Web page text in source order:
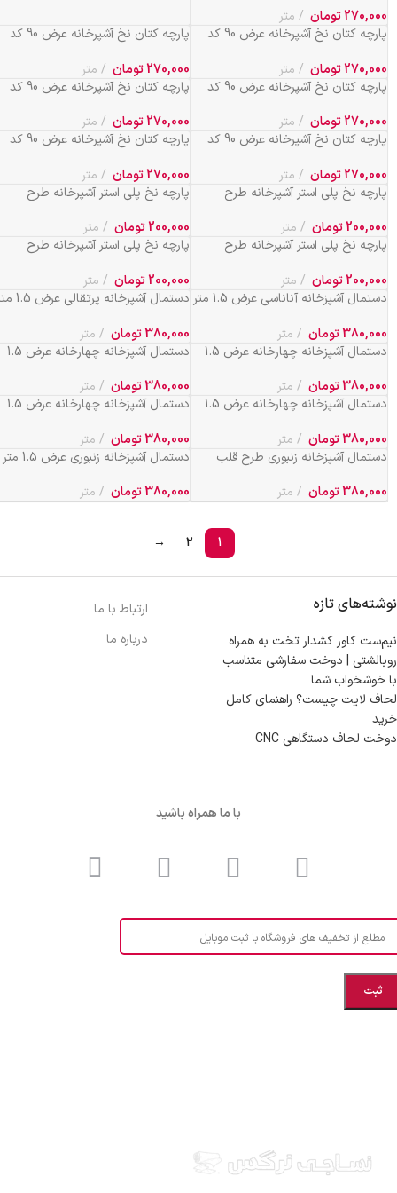
270,000تومان متر
پارچه کتان نخ آشپرخانه عرض 90 کد
270,000تومان متر
پارچه کتان نخ آشپرخانه عرض 90 کد
270,000تومان
متر
پارچه کتان نخ آشپرخانه عرض 90 کد
270,000تومان متر
پارچه کتان نخ آشپرخانه عرض 90 کد
270,000تومان
متر
پارچه کتان نخ آشپرخانه عرض 90 کد
270,000تومان متر
پارچه کتان نخ آشپرخانه عرض 90 کد
270,000تومان
متر
پارچه نخ پلی استر آشپرخانه طرح
200,000تومان متر
پارچه نخ پلی استر آشپرخانه طرح
200,000تومان
متر
پارچه نخ پلی استر آشپرخانه طرح
200,000تومان متر
پارچه نخ پلی استر آشپرخانه طرح
200,000تومان
متر
دستمال آشپزخانه آناناسی عرض 1.5 متر
380,000تومان متر
دستمال آشپزخانه
380,000تومان
متر
دستمال آشپزخانه چهارخانه عرض 1.5
380,000تومان متر
دستمال آشپزخانه چهارخانه عرض 1.5
380,000تومان
متر
دستمال آشپزخانه چهارخانه عرض 1.5
380,000تومان متر
دستمال آشپزخانه چهارخانه عرض 1.5
380,000تومان
متر
دستمال آشپزخانه زنبوری طرح قلب
380,000تومان متر
دستمال آشپزخانه زنبوری عرض 1.5 متر
380,000تومان متر
۱ ۲ →
نوشته‌های تازه
نیم‌ست کاور کشدار تخت به همراه
روبالشتی | دوخت سفارشی متناسب
با خوشخواب شما
لحاف لایت چیست؟ راهنمای کامل
خرید
دوخت لحاف دستگاهی CNC
ارتباط با ما
درباره ما
با ما همراه باشید
مطلع از تخفیف های فروشگاه با ثبت موبایل